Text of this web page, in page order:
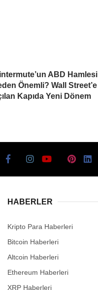
ABD Hamlesi
Önemli? Wall Street’e
Kapıda Yeni Dönem
HABERLER
Kripto Para Haberleri
Bitcoin Haberleri
Altcoin Haberleri
Ethereum Haberleri
XRP Haberleri